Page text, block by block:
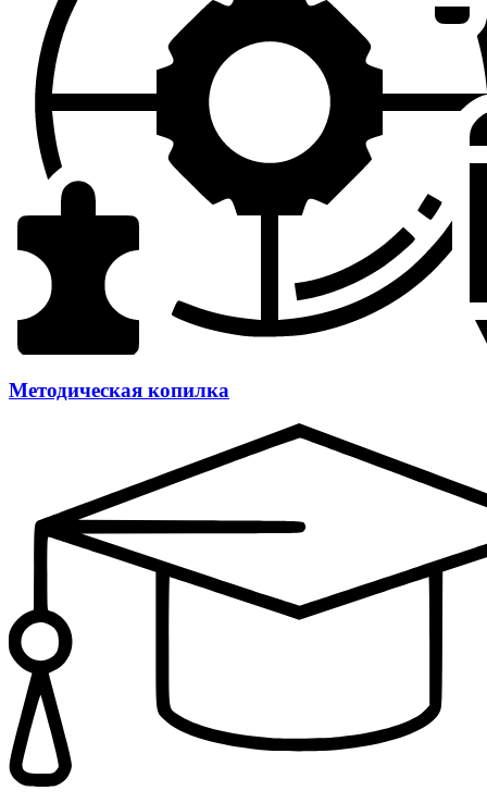
Методическая копилка